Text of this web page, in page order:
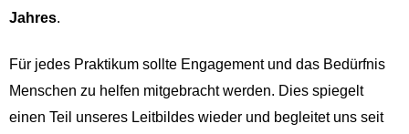
Jahres.
Für jedes Praktikum sollte Engagement und das Bedürfnis
Menschen zu helfen mitgebracht werden. Dies spiegelt
einen Teil unseres Leitbildes wieder und begleitet uns seit